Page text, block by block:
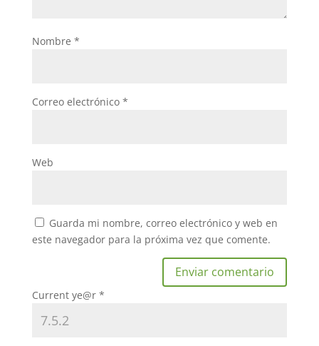
Nombre *
Correo electrónico *
Web
Guarda mi nombre, correo electrónico y web en
este navegador para la próxima vez que comente.
Current ye@r *